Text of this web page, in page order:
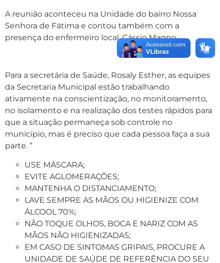
A reunião aconteceu na Unidade do bairro Nossa
Senhora de Fátima e contou também com a
presença do enfermeiro local, Cássio Magno.
Para a secretária de Saúde, Rosaly Esther, as equipes
da Secretaria Municipal estão trabalhando
ativamente na conscientização, no monitoramento,
no isolamento e na realização dos testes rápidos para
que a situação permaneça sob controle no
município, mas é preciso que cada pessoa faça a sua
parte. ”
USE MÁSCARA;
EVITE AGLOMERAÇÕES;
MANTENHA O DISTANCIAMENTO;
LAVE SEMPRE AS MÃOS OU HIGIENIZE COM
ÁLCOOL 70%;
NÃO TOQUE OLHOS, BOCA E NARIZ COM AS
MÃOS NÃO HIGIENIZADAS;
EM CASO DE SINTOMAS GRIPAIS, PROCURE A
UNIDADE DE SAÚDE DE REFERÊNCIA DO SEU